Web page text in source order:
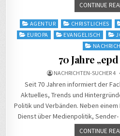
CONTINUE
Posted
in
AGENTUR CHRISTLICHES
EUROPA
EVANGELISCH
70 Jahre
NACHRICHTEN-SUCHER 4
Seit 70 Jahren informiert der
Aktuelles, Trends und
Politik und Verbänden. Neben
Dienst über Medienpolitik,
CONTINUE